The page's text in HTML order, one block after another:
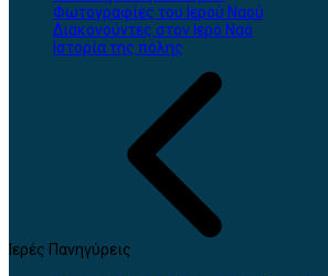
Φωτογραφίες του Ιερού Ναού
Διακονούντες στον Ιερό Ναό
Ιστορία της πόλης
Ιερές Πανηγύρεις